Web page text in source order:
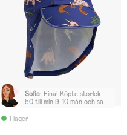
I lager
Sofia: Fina! Köpte storlek
50 till min 9-10 mån och satt
överdrivet